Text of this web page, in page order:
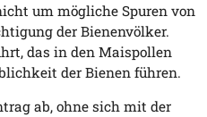
um mögliche Spuren von
der Bienenvölker.
das in den Maispollen
der Bienen führen.
ab, ohne sich mit der